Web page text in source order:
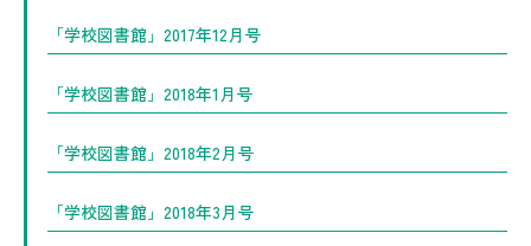
「学校図書館」2017年12月号
「学校図書館」2018年1月号
「学校図書館」2018年2月号
「学校図書館」2018年3月号